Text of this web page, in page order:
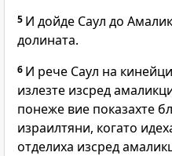
5 И дойде Саул до
долината.
6 И рече Саул на
излезте изсред
понеже вие показахте
израилтяни, когато
отделиха изсред